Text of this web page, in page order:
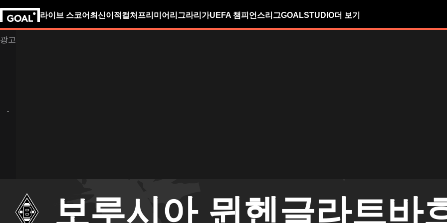
라이브 스코어 최신이적 컬처 프리미어리그라리가UEFA 챔피언스리그GOALSTUDIO더 보기
보루시아 뮌헨글라트바